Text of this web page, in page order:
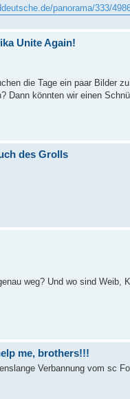
panorama/333/
Unite Again!
die Tage ein paar Bilder
Dann könnten wir einen
des Grolls
weg? Und wo sind Weib,
me, brothers!!!
Verbannung vom sc